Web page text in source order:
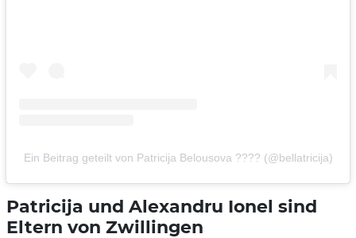
Ein Beitrag geteilt von Patricija Belousova ???? (@bellatricija)
Patricija und Alexandru Ionel sind
Eltern von Zwillingen